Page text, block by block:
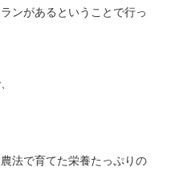
ンがあるということで行っ
法で育てた栄養たっぷりの